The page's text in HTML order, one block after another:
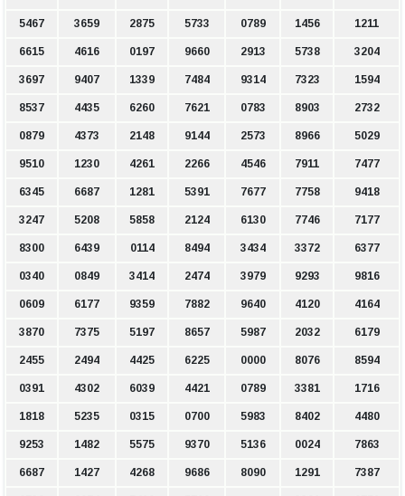
5467 3659 2875 5733 0789 1456 1211
6615 4616 0197 9660 2913 5738 3204
3697 9407 1339 7484 9314 7323 1594
8537 4435 6260 7621 0783 8903 2732
0879 4373 2148 9144 2573 8966 5029
9510 1230 4261 2266 4546 7911 7477
6345 6687 1281 5391 7677 7758 9418
3247 5208 5858 2124 6130 7746 7177
8300 6439 0114 8494 3434 3372 6377
0340 0849 3414 2474 3979 9293 9816
0609 6177 9359 7882 9640 4120 4164
3870 7375 5197 8657 5987 2032 6179
2455 2494 4425 6225 0000 8076 8594
0391 4302 6039 4421 0789 3381 1716
1818 5235 0315 0700 5983 8402 4480
9253 1482 5575 9370 5136 0024 7863
6687 1427 4268 9686 8090 1291 7387